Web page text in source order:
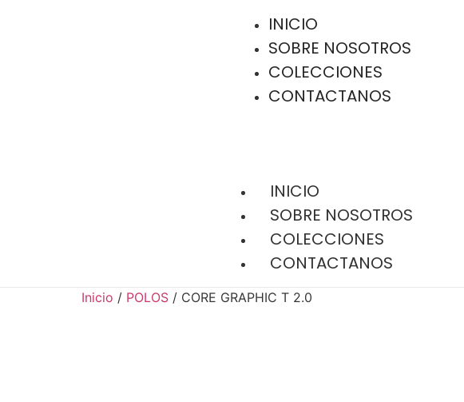
INICIO
SOBRE NOSOTROS
COLECCIONES
CONTACTANOS
INICIO
SOBRE NOSOTROS
COLECCIONES
CONTACTANOS
Inicio / POLOS / CORE GRAPHIC T 2.0